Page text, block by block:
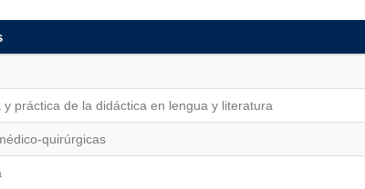
y práctica de la didáctica en lengua y literatura
quirúrgicas